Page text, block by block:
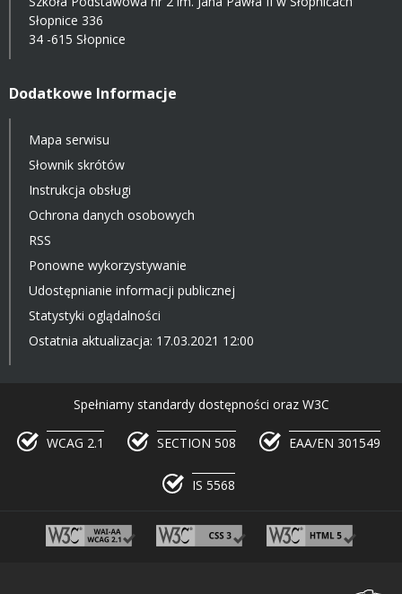
Słopnice 336
34 -615 Słopnice
Dodatkowe Informacje
Mapa serwisu
Słownik skrótów
Instrukcja obsługi
Ochrona danych osobowych
RSS
Ponowne wykorzystywanie
Udostępnianie informacji publicznej
Statystyki oglądalności
Ostatnia aktualizacja: 17.03.2021 12:00
Spełniamy standardy dostępności oraz W3C
WCAG 2.1 SECTION 508 EAA/EN 301549
IS 5568